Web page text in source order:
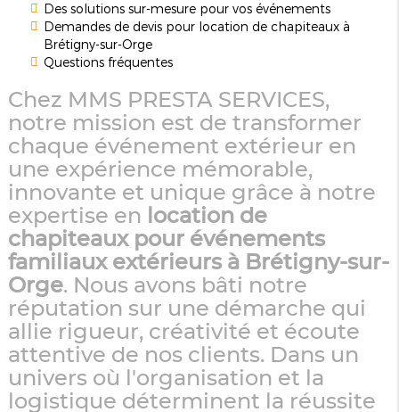
Des solutions sur-mesure pour vos événements
Demandes de devis pour location de chapiteaux à
Brétigny-sur-Orge
Questions fréquentes
Chez MMS PRESTA SERVICES,
notre mission est de transformer
chaque événement extérieur en
une expérience mémorable,
innovante et unique grâce à notre
expertise en
location de
chapiteaux pour événements
familiaux extérieurs à Brétigny-sur-
Orge. Nous avons bâti notre
réputation sur une démarche qui
allie rigueur, créativité et écoute
attentive de nos clients. Dans un
univers où l'organisation et la
logistique déterminent la réussite